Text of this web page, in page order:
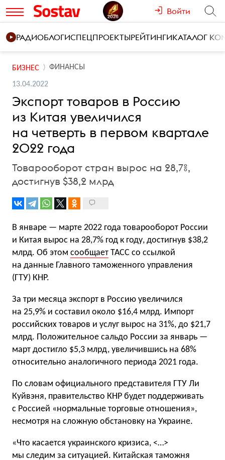
Войти
РАДИОБЛОГИСПЕЦПРОЕКТЫРЕЙТИНГИКАТАЛОГ
БИЗНЕС ФИНАНСЫ
13.04.2022
Экспорт товаров в Россию
из Китая увеличился
на четверть в первом квартале
2022 года
Товарооборот стран вырос на 28,7%,
достигнув $38,2 млрд
В январе — марте 2022 года товарооборот России
и Китая вырос на 28,7% год к году, достигнув $38,2
млрд. Об этом сообщает ТАСС со ссылкой
на данные Главного таможенного управления
(ГТУ) КНР.
За три месяца экспорт в Россию увеличился
на 25,9% и составил около $16,4 млрд. Импорт
российских товаров и услуг вырос на 31%, до $21,7
млрд. Положительное сальдо России за январь —
март достигло $5,3 млрд, увеличившись на 68%
относительно аналогичного периода 2021 года.
По словам официального представителя ГТУ Ли
Куйвэня, правительство КНР будет поддерживать
с Россией «нормальные торговые отношения»,
несмотря на сложную обстановку на Украине.
«Что касается украинского кризиса, <…>
мы следим за ситуацией. Китайская таможня